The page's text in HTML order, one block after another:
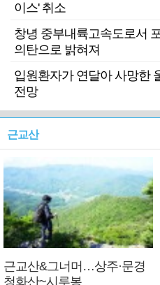
이스' 취소
창녕 중부내륙고속도로서
의탄으로 밝혀져
입원환자가 연달아 사망한
전망
근교산
근교산&그너머…상주·문경
청화산~시루봉